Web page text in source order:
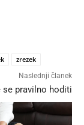
zrezek
Naslednji članek
se pravilno hoditi